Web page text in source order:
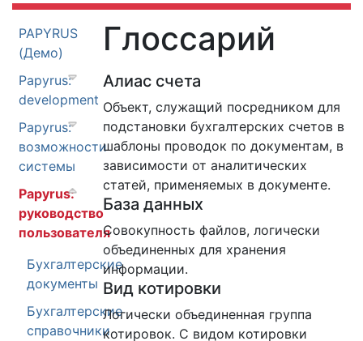
PAPYRUS
(Демо)
Papyrus:
development
Papyrus:
возможности
системы
Papyrus:
руководство
пользователя
Бухгалтерские
документы
Бухгалтерские
справочники
Глоссарий
Алиас счета
Объект, служащий посредником для
подстановки бухгалтерских счетов в
шаблоны проводок по документам, в
зависимости от аналитических
статей, применяемых в документе.
База данных
Совокупность файлов, логически
объединенных для хранения
информации.
Вид котировки
Логически объединенная группа
котировок. С видом котировки